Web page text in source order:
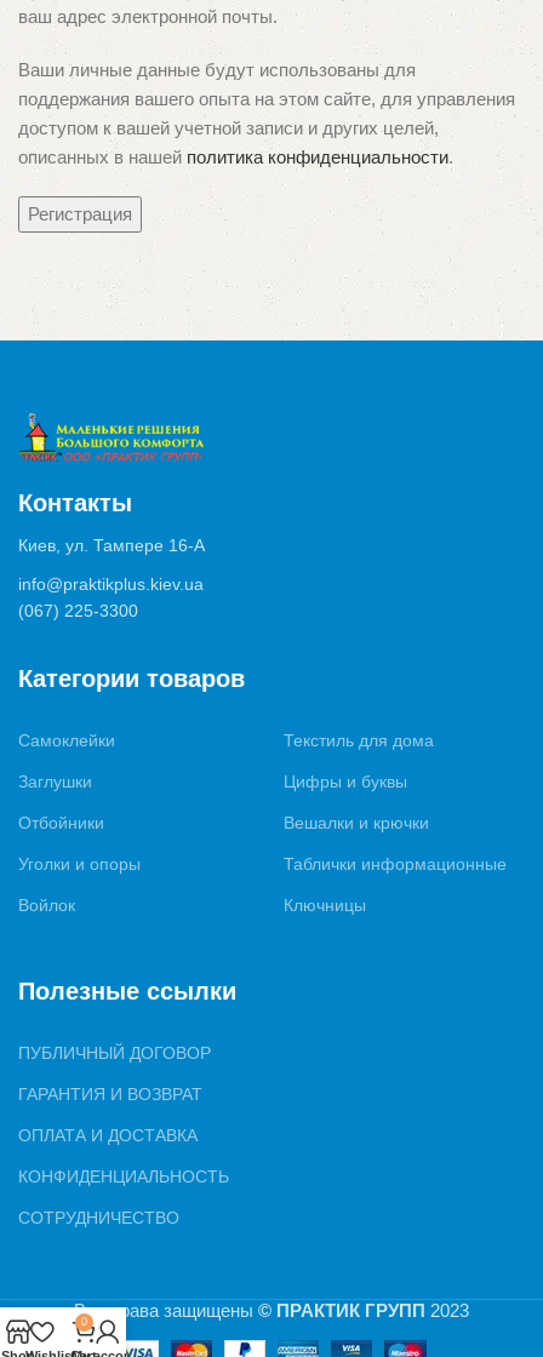
ваш адрес электронной почты.
Ваши личные данные будут использованы для
поддержания вашего опыта на этом сайте, для управления
доступом к вашей учетной записи и других целей,
описанных в нашей политика конфиденциальности.
Регистрация
Контакты
Киев, ул. Тампере 16-А
info@praktikplus.kiev.ua
(067) 225-3300
Категории товаров
Самоклейки
Заглушки
Отбойники
Уголки и опоры
Войлок
Текстиль для дома
Цифры и буквы
Вешалки и крючки
Таблички информационные
Ключницы
Полезные ссылки
ПУБЛИЧНЫЙ ДОГОВОР
ГАРАНТИЯ И ВОЗВРАТ
ОПЛАТА И ДОСТАВКА
КОНФИДЕНЦИАЛЬНОСТЬ
СОТРУДНИЧЕСТВО
Все права защищены © ПРАКТИК ГРУПП 2023
0